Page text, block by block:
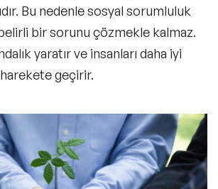
Bu nedenle sosyal sorumluluk
bir sorunu çözmekle kalmaz.
yaratır ve insanları daha iyi
geçirir.